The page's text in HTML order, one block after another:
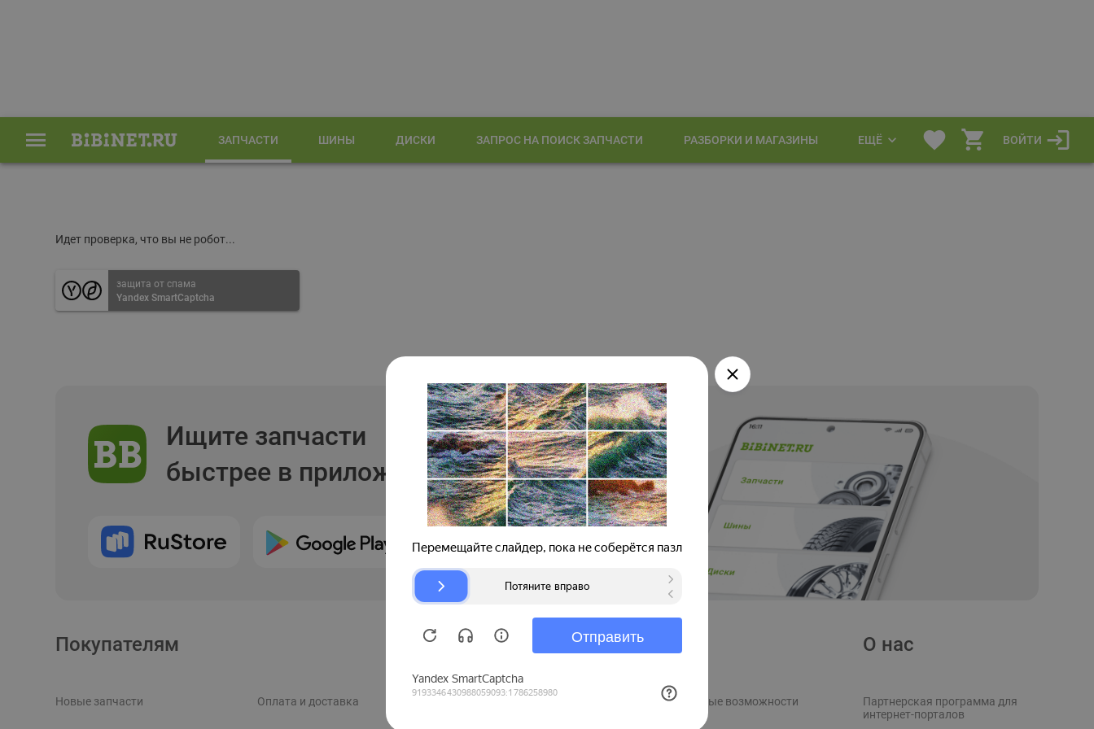
ЗАПЧАСТИ ШИНЫ ДИСКИ ЗАПРОС НА ПОИСК ЗАПЧАСТИ РАЗБОРКИ И МАГАЗИНЫ ЕЩЁ ВОЙТИ
Идет проверка, что вы не робот...
защита от спама
Yandex SmartCaptcha
Ищите запчасти
быстрее в приложении
Покупателям
Новые запчасти Оплата и доставка
Продавцам
Рекламные возможности
О нас
Партнерская программа для
интернет-порталов